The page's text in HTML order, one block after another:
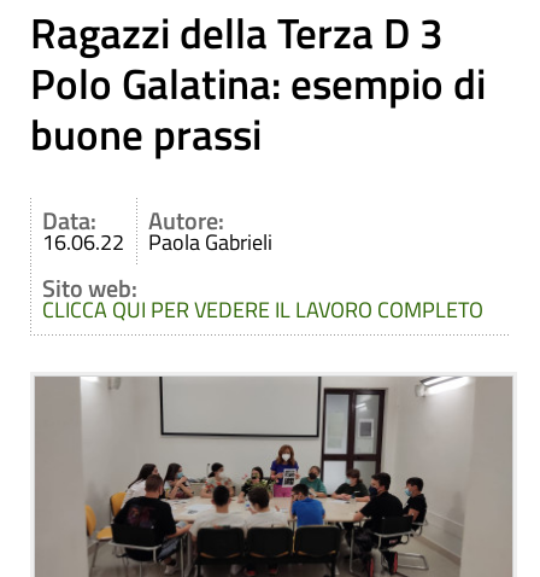
Ragazzi della Terza D 3
Polo Galatina: esempio di
buone prassi
Data:
16.06.22
Autore:
Paola Gabrieli
Sito web:
CLICCA QUI PER VEDERE IL LAVORO COMPLETO